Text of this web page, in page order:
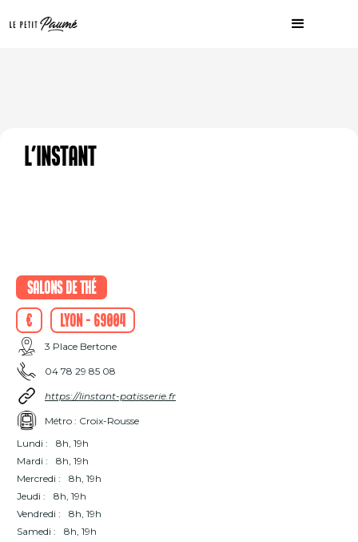
L'instant
Salons de thé
€
Lyon - 69004
3 Place Bertone
04 78 29 85 08
https://linstant-patisserie.fr
Métro : Croix-Rousse
Lundi :
8h, 19h
Mardi :
8h, 19h
Mercredi :
8h, 19h
Jeudi :
8h, 19h
Vendredi :
8h, 19h
Samedi :
8h, 19h